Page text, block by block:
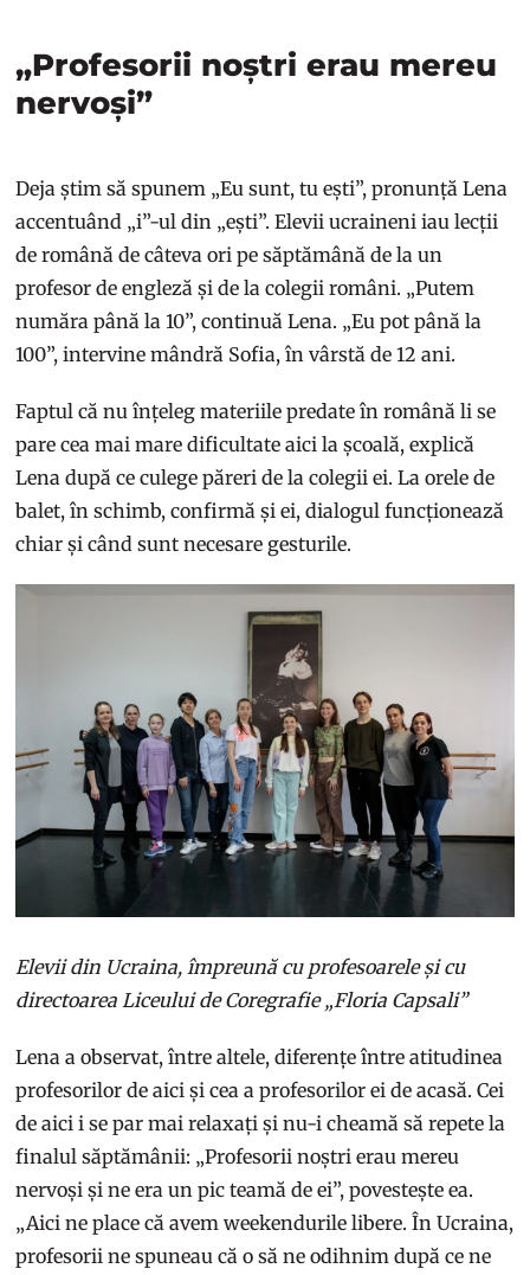
„Profesorii noștri erau mereu
nervoși”
Deja știm să spunem „Eu sunt, tu ești”, pronunță Lena
accentuând „i”-ul din „ești”. Elevii ucraineni iau lecții
de română de câteva ori pe săptămână de la un
profesor de engleză și de la colegii români. „Putem
număra până la 10”, continuă Lena. „Eu pot până la
100”, intervine mândră Sofia, în vârstă de 12 ani.
Faptul că nu înțeleg materiile predate în română li se
pare cea mai mare dificultate aici la școală, explică
Lena după ce culege păreri de la colegii ei. La orele de
balet, în schimb, confirmă și ei, dialogul funcționează
chiar și când sunt necesare gesturile.
Elevii din Ucraina, împreună cu profesoarele și cu
directoarea Liceului de Coregrafie „Floria Capsali”
Lena a observat, între altele, diferențe între atitudinea
profesorilor de aici și cea a profesorilor ei de acasă. Cei
de aici i se par mai relaxați și nu-i cheamă să repete la
finalul săptămânii: „Profesorii noștri erau mereu
nervoși și ne era un pic teamă de ei”, povestește ea.
„Aici ne place că avem weekendurile libere. În Ucraina,
profesorii ne spuneau că o să ne odihnim după ce ne